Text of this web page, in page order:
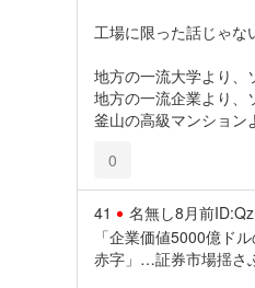
工場に限った話じゃな
地方の一流大学より、
地方の一流企業より、
釜山の高級マンション
0
41 名無し8月前
「企業価値5000億ド
赤字」…証券市場揺さ